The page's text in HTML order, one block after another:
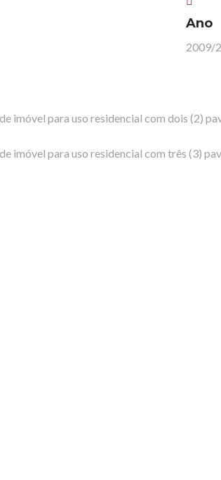
Ano
2009/
imóvel para uso residencial com dois (2)
imóvel para uso residencial com três (3)